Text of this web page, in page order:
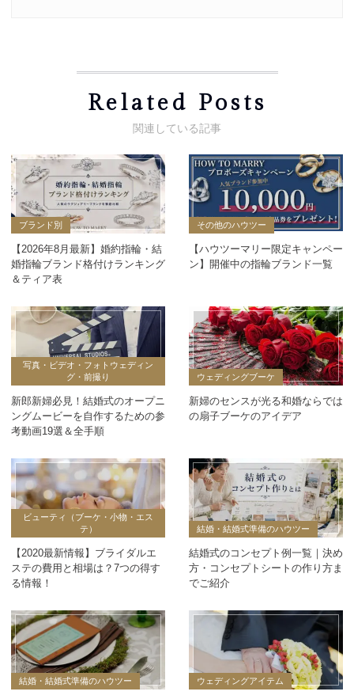
Related Posts
ブランド別
【2026年8月最新】婚約指輪・結
婚指輪ブランド格付けランキング
＆ティア表
その他のハウツー
【ハウツーマリー限定キャンペー
ン】開催中の指輪ブランド一覧
写真・ビデオ・フォトウェディン
グ・前撮り
新郎新婦必見！結婚式のオープニ
ングムービーを自作するための参
考動画19選＆全手順
ウェディングブーケ
新婦のセンスが光る和婚ならでは
の扇子ブーケのアイデア
ビューティ（ブーケ・小物・エス
テ）
【2020最新情報】ブライダルエ
ステの費用と相場は？7つの得す
る情報！
結婚・結婚式準備のハウツー
結婚式のコンセプト例一覧｜決め
方・コンセプトシートの作り方ま
でご紹介
結婚・結婚式準備のハウツー ウェディングアイテム